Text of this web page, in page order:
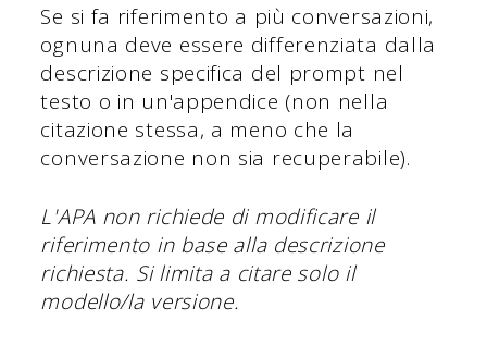
Se si fa riferimento a più conversazioni,
ognuna deve essere differenziata dalla
descrizione specifica del prompt nel
testo o in un'appendice (non nella
citazione stessa, a meno che la
conversazione non sia recuperabile).
L'APA non richiede di modificare il
riferimento in base alla descrizione
richiesta. Si limita a citare solo il
modello/la versione.